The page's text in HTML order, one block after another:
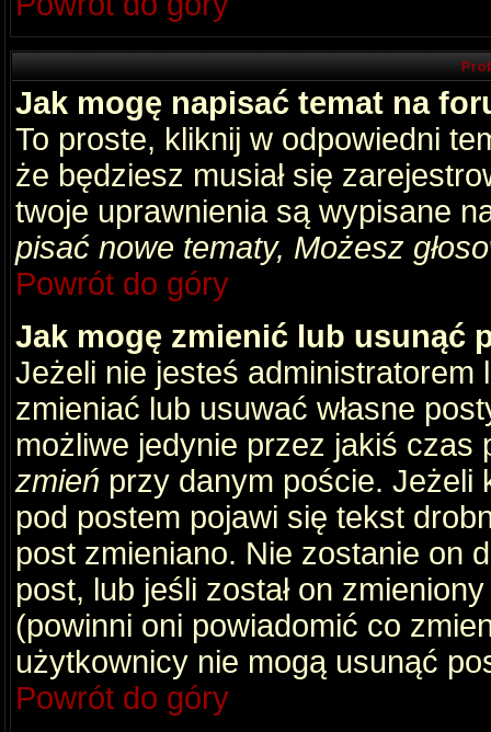
Jak mogę napisać temat na
To proste, kliknij w odpowiedni
że będziesz musiał się
twoje uprawnienia są wypisane
pisać nowe tematy, Możesz
Powrót do góry
Jak mogę zmienić lub usunąć
Jeżeli nie jesteś
zmieniać lub usuwać własne
możliwe jedynie przez jakiś
zmień przy danym poście. Jeżeli
pod postem pojawi się tekst
post zmieniano. Nie zostanie on
post, lub jeśli został on
(powinni oni powiadomić co
użytkownicy nie mogą usunąć
Powrót do góry